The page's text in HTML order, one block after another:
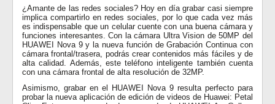
¿Amante de las redes sociales? Hoy en día grabar casi siempre
implica compartirlo en redes sociales, por lo que cada vez más
es indispensable que un celular cuente con una buena cámara y
funciones interesantes. Con la cámara Ultra Vision de 50MP del
HUAWEI Nova 9 y la nueva función de Grabación Continua con
cámara frontal/trasera, podrás crear contenidos más fáciles y de
alta calidad. Además, este teléfono inteligente también cuenta
con una cámara frontal de alta resolución de 32MP.
Asimismo, grabar en el HUAWEI Nova 9 resulta perfecto para
probar la nueva aplicación de edición de videos de Huawei: Petal